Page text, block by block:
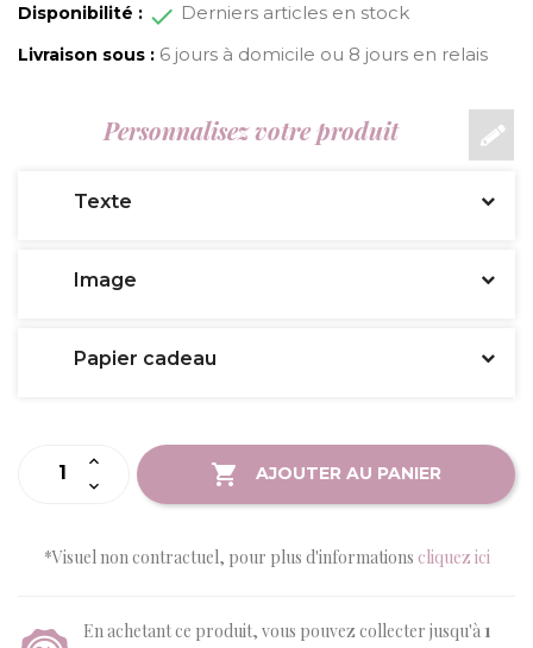
Disponibilité : Derniers articles en stock
Livraison sous : 6 jours à domicile ou 8 jours en relais
Personnalisez votre produit
Texte
Image
Papier cadeau
AJOUTER AU PANIER
*Visuel non contractuel, pour plus d'informations cliquez ici
En achetant ce produit, vous pouvez collecter jusqu'à 1